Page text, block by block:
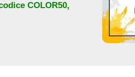
COLOR50,